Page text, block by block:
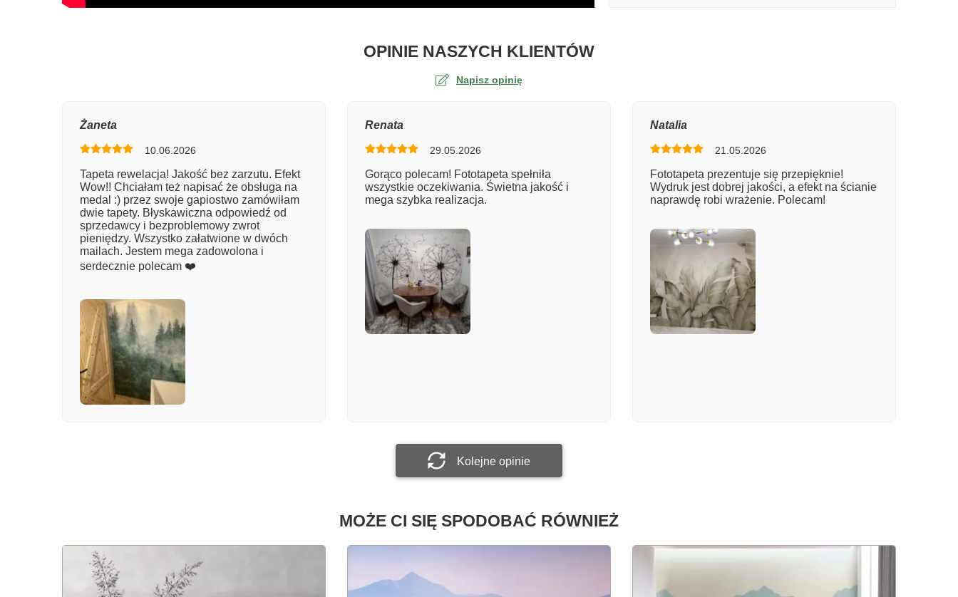
OPINIE NASZYCH KLIENTÓWO TAPECIE DELIKATNY KWIATOWY WZÓR
Napisz opinię
Numer zamówienia
Załącz zdjęcie
Żaneta
10.06.2026
Tapeta rewelacja! Jakość bez zarzutu. Efekt
Wow!! Chciałam też napisać że obsługa na
medal :) przez swoje gapiostwo zamówiłam
dwie tapety. Błyskawiczna odpowiedź od
sprzedawcy i bezproblemowy zwrot
pieniędzy. Wszystko załatwione w dwóch
mailach. Jestem mega zadowolona i
serdecznie polecam ❤️
Renata
29.05.2026
Gorąco polecam! Fototapeta spełniła
wszystkie oczekiwania. Świetna jakość i
mega szybka realizacja.
Natalia
21.05.2026
Fototapeta prezentuje się przepięknie!
Wydruk jest dobrej jakości, a efekt na ścianie
naprawdę robi wrażenie. Polecam!
Kolejne opinie
MOŻE CI SIĘ SPODOBAĆ RÓWNIEŻ